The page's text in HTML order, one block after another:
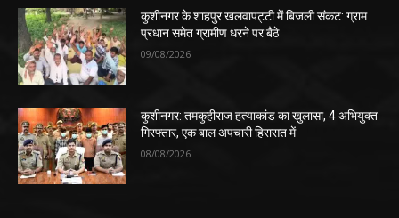
कुशीनगर के शाहपुर खलवापट्टी में बिजली संकट: ग्राम
प्रधान समेत ग्रामीण धरने पर बैठे
09/08/2026
कुशीनगर: तमकुहीराज हत्याकांड का खुलासा, 4 अभियुक्त
गिरफ्तार, एक बाल अपचारी हिरासत में
08/08/2026